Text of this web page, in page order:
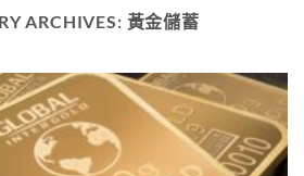
ARCHIVES: 黃金儲蓄